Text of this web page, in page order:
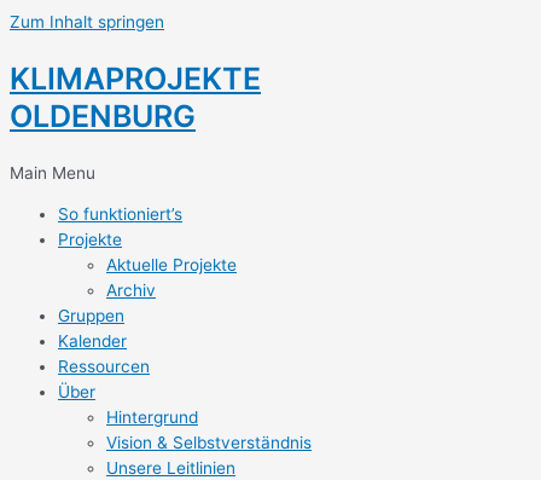
Zum Inhalt springen
KLIMAPROJEKTE
OLDENBURG
Main Menu
So funktioniert’s
Projekte
Aktuelle Projekte
Archiv
Gruppen
Kalender
Ressourcen
Über
Hintergrund
Vision & Selbstverständnis
Unsere Leitlinien